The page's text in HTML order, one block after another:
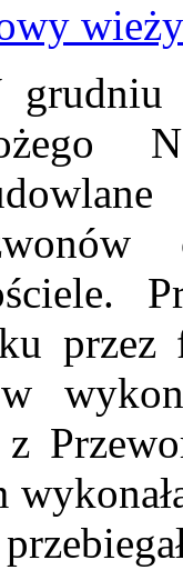
wieży
grudniu
przez